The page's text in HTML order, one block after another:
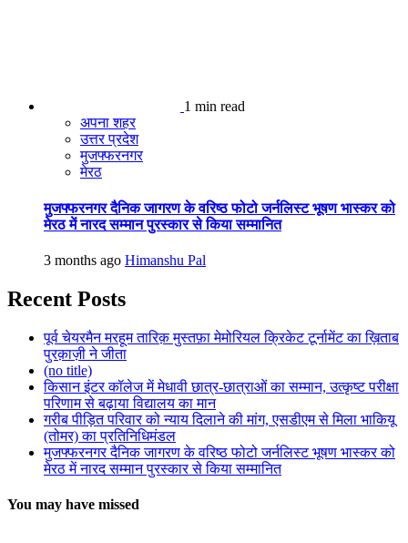
1 min read
अपना शहर
उत्तर प्रदेश
मुजफ्फरनगर
मेरठ
मुजफ्फरनगर दैनिक जागरण के वरिष्ठ फोटो जर्नलिस्ट भूषण भास्कर को
मेरठ में नारद सम्मान पुरस्कार से किया सम्मानित
3 months ago Himanshu Pal
Recent Posts
पूर्व चेयरमैन मरहूम तारिक़ मुस्तफ़ा मेमोरियल क्रिकेट टूर्नामेंट का ख़िताब
पुरक़ाज़ी ने जीता
(no title)
किसान इंटर कॉलेज में मेधावी छात्र-छात्राओं का सम्मान, उत्कृष्ट परीक्षा
परिणाम से बढ़ाया विद्यालय का मान
गरीब पीड़ित परिवार को न्याय दिलाने की मांग, एसडीएम से मिला भाकियू
(तोमर) का प्रतिनिधिमंडल
मुजफ्फरनगर दैनिक जागरण के वरिष्ठ फोटो जर्नलिस्ट भूषण भास्कर को
मेरठ में नारद सम्मान पुरस्कार से किया सम्मानित
You may have missed